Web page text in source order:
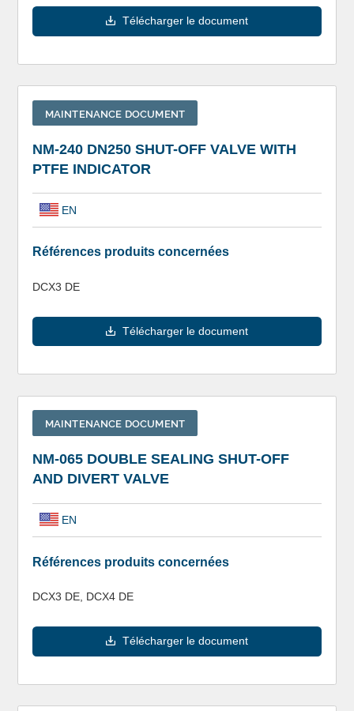
Télécharger le document
MAINTENANCE DOCUMENT
NM-240 DN250 SHUT-OFF VALVE WITH
PTFE INDICATOR
EN
Références produits concernées
DCX3 DE
Télécharger le document
MAINTENANCE DOCUMENT
NM-065 DOUBLE SEALING SHUT-OFF
AND DIVERT VALVE
EN
Références produits concernées
DCX3 DE, DCX4 DE
Télécharger le document